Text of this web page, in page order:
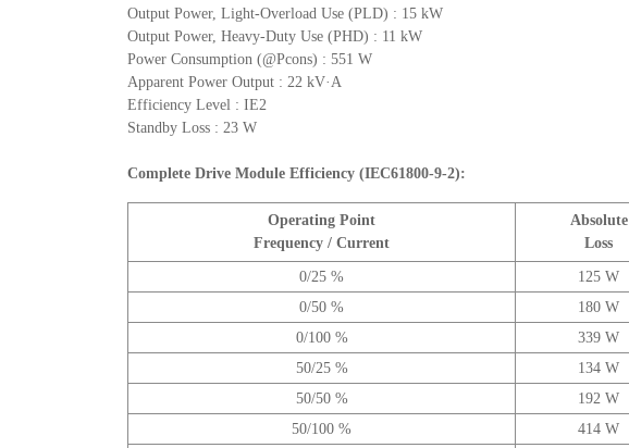
Output Power, Light-Overload Use (PLD) : 15 kW
Output Power, Heavy-Duty Use (PHD) : 11 kW
Power Consumption (@Pcons) : 551 W
Apparent Power Output : 22 kV·A
Efficiency Level : IE2
Standby Loss : 23 W
Complete Drive Module Efficiency (IEC61800-9-2):
Operating Point
Frequency / Current
Absolute
Loss
0/25 % 125 W
0/50 %
180 W
0/100 %
339 W
50/25 %
134 W
50/50 %
192 W
50/100 %
414 W